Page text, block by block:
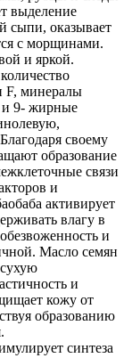
выделение
сыпи, оказывает
с морщинами.
и яркой.
F, минералы
и 9- жирные
своему
образование
связи
и
активирует
влагу в
и
Масло семян
и
кожу от
образованию
синтеза